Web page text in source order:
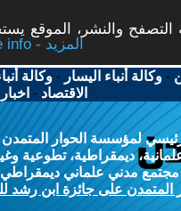
والنشر، الموقع
More info - المزيد
-وكالة أنباء اليسار -وكالة
الاقتصاد -
لمؤسسة الحوار المتمدن
ديمقراطية، تطوعية
مدني علماني ديمقراطي
المتمدن على جائزة ابن رشد